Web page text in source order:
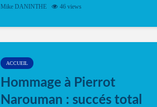
Mike DANINTHE 46 views
ACCUEIL
Hommage à Pierrot
Narouman : succés total